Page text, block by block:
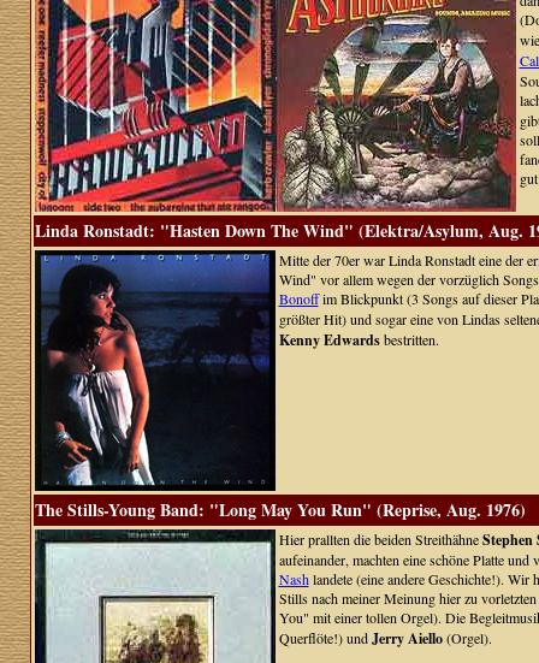
Linda Ronstadt: "Hasten Down The Wind" (Elektra/Asylum, Aug.
Mitte der 70er war Linda Ronstadt eine der
Wind" vor allem wegen der vorzüglich
Bonoffim Blickpunkt (3 Songs auf dieser
größter Hit) und sogar eine von Lindas
Kenny Edwardsbestritten.
The Stills-Young Band: "Long May You Run" (Reprise, Aug. 1976)
Hier prallten die beiden StreithähneStephen
aufeinander, machten eine schöne Platte
Nashlandete (eine andere Geschichte!). Wir
Stills nach meiner Meinung hier zu
You" mit einer tollen Orgel). Die
Querflöte!) undJerry Aiello(Orgel).